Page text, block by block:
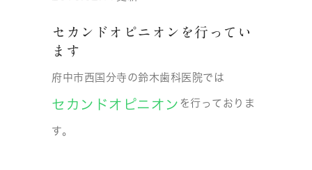
セカンドオピニオンを行ってい
ます
府中市西国分寺の鈴木歯科医院では
セカンドオピニオン を行っておりま
す。